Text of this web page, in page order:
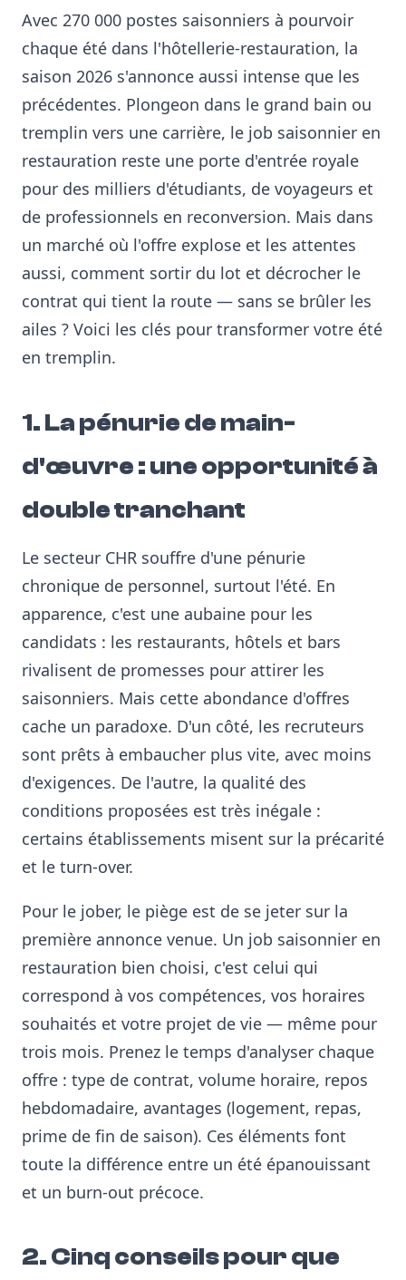
Avec 270 000 postes saisonniers à pourvoir
chaque été dans l'hôtellerie-restauration, la
saison 2026 s'annonce aussi intense que les
précédentes. Plongeon dans le grand bain ou
tremplin vers une carrière, le job saisonnier en
restauration reste une porte d'entrée royale
pour des milliers d'étudiants, de voyageurs et
de professionnels en reconversion. Mais dans
un marché où l'offre explose et les attentes
aussi, comment sortir du lot et décrocher le
contrat qui tient la route — sans se brûler les
ailes ? Voici les clés pour transformer votre été
en tremplin.
1. La pénurie de main-
d'œuvre : une opportunité à
double tranchant
Le secteur CHR souffre d'une pénurie
chronique de personnel, surtout l'été. En
apparence, c'est une aubaine pour les
candidats : les restaurants, hôtels et bars
rivalisent de promesses pour attirer les
saisonniers. Mais cette abondance d'offres
cache un paradoxe. D'un côté, les recruteurs
sont prêts à embaucher plus vite, avec moins
d'exigences. De l'autre, la qualité des
conditions proposées est très inégale :
certains établissements misent sur la précarité
et le turn-over.
Pour le jober, le piège est de se jeter sur la
première annonce venue. Un job saisonnier en
restauration bien choisi, c'est celui qui
correspond à vos compétences, vos horaires
souhaités et votre projet de vie — même pour
trois mois. Prenez le temps d'analyser chaque
offre : type de contrat, volume horaire, repos
hebdomadaire, avantages (logement, repas,
prime de fin de saison). Ces éléments font
toute la différence entre un été épanouissant
et un burn-out précoce.
2. Cinq conseils pour que